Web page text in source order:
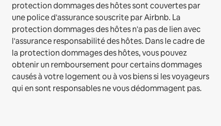
protection dommages des hôtes sont couvertes par
une police d'assurance souscrite par Airbnb. La
protection dommages des hôtes n'a pas de lien avec
l'assurance responsabilité des hôtes. Dans le cadre de
la protection dommages des hôtes, vous pouvez
obtenir un remboursement pour certains dommages
causés à votre logement ou à vos biens si les voyageurs
qui en sont responsables ne vous dédommagent pas.